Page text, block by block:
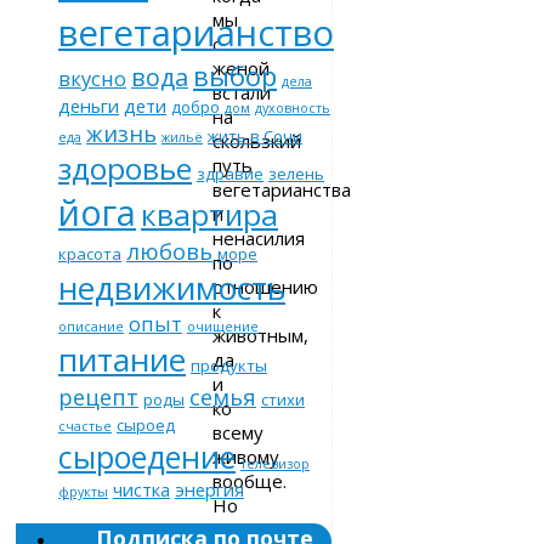
мы
с
женой
встали
на
скользкий
путь
вегетарианства
и
ненасилия
по
отношению
к
животным,
да
и
ко
всему
живому
вообще.
Но
вставание
вегетарианство
вкусно вода выбор дела
деньги дети добро дом духовность
еда жизнь жильё жить в Сочи
здоровье здравие зелень
йога квартира
красота любовь море
недвижимость
описание опыт очищение
питание продукты
рецепт роды семья стихи
счастье сыроед
сыроедение телевизор
фрукты чистка энергия
Подписка по почте